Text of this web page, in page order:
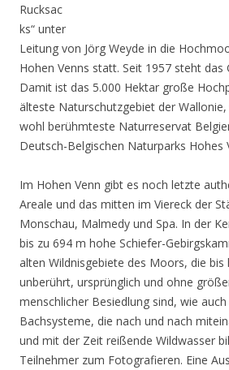
Rucksac
ks“ unter
Leitung von Jörg Weyde in die
Hohen Venns statt. Seit 1957 steht das
Damit ist das 5.000 Hektar große
älteste Naturschutzgebiet der
wohl berühmteste Naturreservat
Deutsch-Belgischen Naturparks Hohes
Im Hohen Venn gibt es noch letzte
Areale und das mitten im Viereck der
Monschau, Malmedy und Spa. In der
bis zu 694 m hohe Schiefer-
alten Wildnisgebiete des Moors, die bis
unberührt, ursprünglich und ohne
menschlicher Besiedlung sind, wie
Bachsysteme, die nach und nach
und mit der Zeit reißende Wildwasser
Teilnehmer zum Fotografieren. Eine